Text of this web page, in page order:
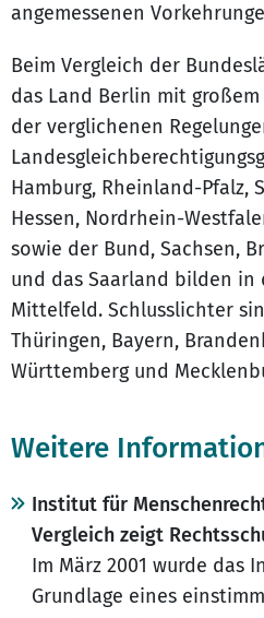
angemessenen
Beim Vergleich der
das Land Berlin mit
der verglichenen
Hamburg, Rheinland-Pfalz,
Hessen, Nordrhein-
sowie der Bund, Sachsen,
und das Saarland bilden in
Mittelfeld. Schlusslichter
Thüringen, Bayern,
Württemberg und
Weitere
Institut für
Vergleich zeigt
Im März 2001 wurde das
Grundlage eines